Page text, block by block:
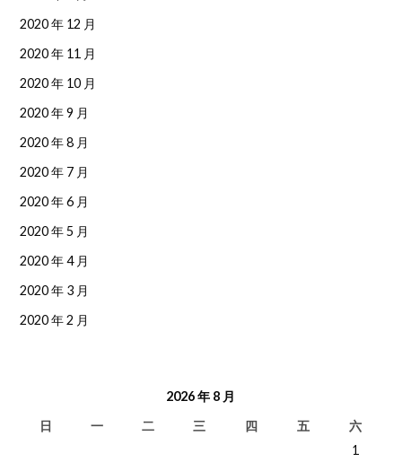
2020 年 12 月
2020 年 11 月
2020 年 10 月
2020 年 9 月
2020 年 8 月
2020 年 7 月
2020 年 6 月
2020 年 5 月
2020 年 4 月
2020 年 3 月
2020 年 2 月
2026 年 8 月
日 一 二 三 四 五 六
1